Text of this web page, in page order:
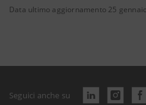
Data ultimo aggiornamento 25
Seguici anche su